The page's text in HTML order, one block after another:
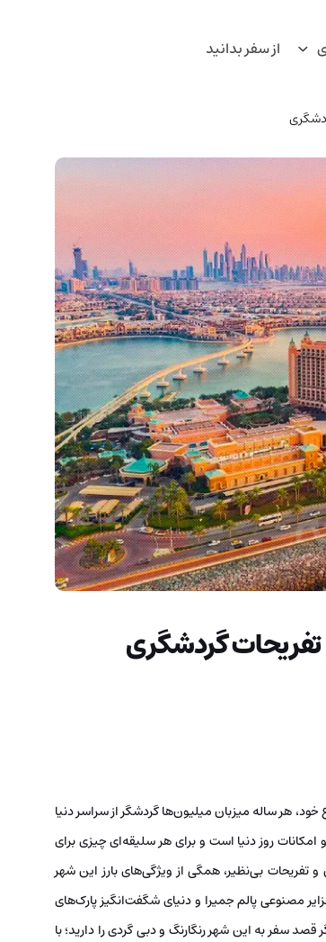
از سفر بدانید
تفریحات گردشگری
هر ساله میزبان میلیون‌ها گردشگر از سراسر دنیا
روز دنیا است و برای هر سلیقه‌ای چیزی برای
تفریحات بی‌نظیر، همگی از ویژگی‌های بارز این شهر
مصنوعی پالم جمیرا و دنیای شگفت‌انگیز پارک‌های
سفر به این شهر رنگارنگ و دبی گردی را دارید؛ با